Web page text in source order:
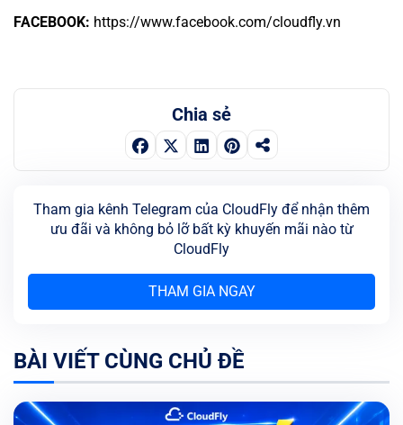
FACEBOOK: https://www.facebook.com/cloudfly.vn
Chia sẻ
Tham gia kênh Telegram của CloudFly để nhận thêm
ưu đãi và không bỏ lỡ bất kỳ khuyến mãi nào từ
CloudFly
THAM GIA NGAY
BÀI VIẾT CÙNG CHỦ ĐỀ